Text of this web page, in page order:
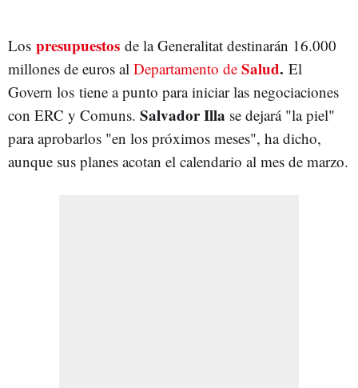
Los presupuestos de la Generalitat destinarán 16.000
millones de euros al Departamento de Salud. El
Govern los tiene a punto para iniciar las negociaciones
con ERC y Comuns. Salvador Illa se dejará "la piel"
para aprobarlos "en los próximos meses", ha dicho,
aunque sus planes acotan el calendario al mes de marzo.